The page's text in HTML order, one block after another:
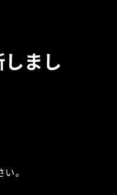
まし
。